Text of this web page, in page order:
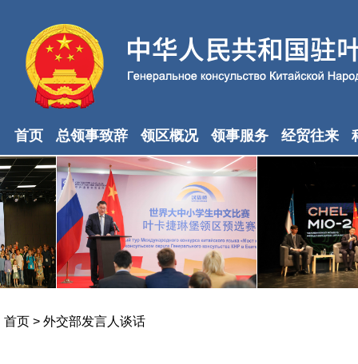
首页 总领事致辞 领区概况 领事服务 经贸往来
首页 > 外交部发言人谈话